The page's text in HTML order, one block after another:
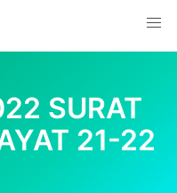
SURAT
21-22